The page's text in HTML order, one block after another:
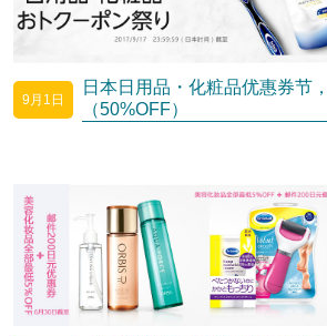
9月1日
日本日用品・化粧品优惠券节
（50%OFF）